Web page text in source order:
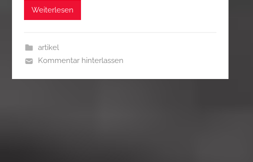
Weiterlesen
artikel
Kommentar hinterlassen